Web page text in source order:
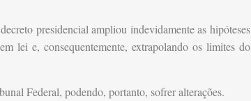
presidencial ampliou indevidamente as hipóteses
lei e, consequentemente, extrapolando os limites do
Federal, podendo, portanto, sofrer alterações.